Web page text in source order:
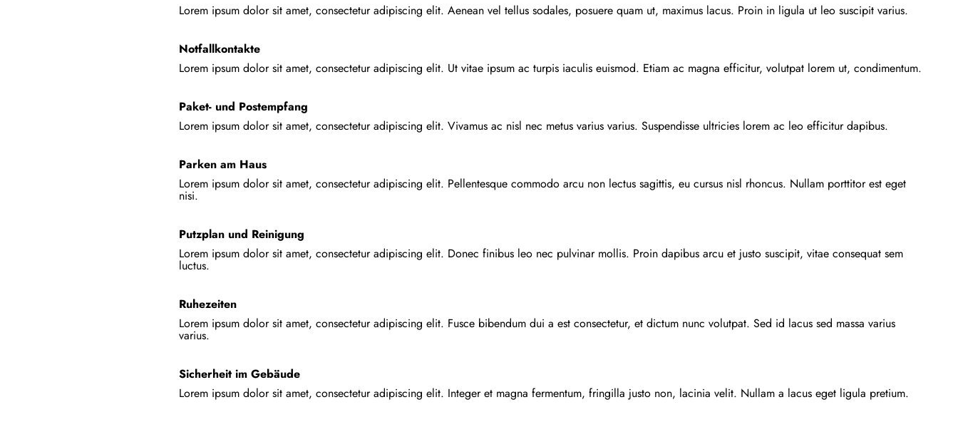
Lorem ipsum dolor sit amet, consectetur adipiscing elit. Aenean vel tellus sodales, posuere quam ut, maximus lacus. Proin in ligula ut leo suscipit varius.
Notfallkontakte
Lorem ipsum dolor sit amet, consectetur adipiscing elit. Ut vitae ipsum ac turpis iaculis euismod. Etiam ac magna efficitur, volutpat lorem ut, condimentum.
Paket- und Postempfang
Lorem ipsum dolor sit amet, consectetur adipiscing elit. Vivamus ac nisl nec metus varius varius. Suspendisse ultricies lorem ac leo efficitur dapibus.
Parken am Haus
Lorem ipsum dolor sit amet, consectetur adipiscing elit. Pellentesque commodo arcu non lectus sagittis, eu cursus nisl rhoncus. Nullam porttitor est eget
nisi.
Putzplan und Reinigung
Lorem ipsum dolor sit amet, consectetur adipiscing elit. Donec finibus leo nec pulvinar mollis. Proin dapibus arcu et justo suscipit, vitae consequat sem
luctus.
Ruhezeiten
Lorem ipsum dolor sit amet, consectetur adipiscing elit. Fusce bibendum dui a est consectetur, et dictum nunc volutpat. Sed id lacus sed massa varius
varius.
Sicherheit im Gebäude
Lorem ipsum dolor sit amet, consectetur adipiscing elit. Integer et magna fermentum, fringilla justo non, lacinia velit. Nullam a lacus eget ligula pretium.